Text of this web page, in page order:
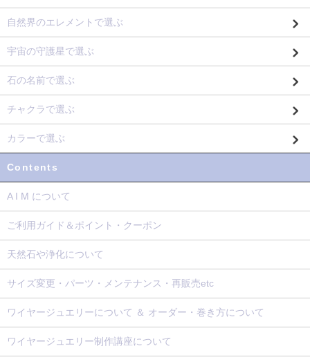
自然界のエレメントで選ぶ
宇宙の守護星で選ぶ
石の名前で選ぶ
チャクラで選ぶ
カラーで選ぶ
Contents
A I M について
ご利用ガイド＆ポイント・クーポン
天然石や浄化について
サイズ変更・パーツ・メンテナンス・再販売etc
ワイヤージュエリーについて ＆ オーダー・巻き方について
ワイヤージュエリー制作講座について